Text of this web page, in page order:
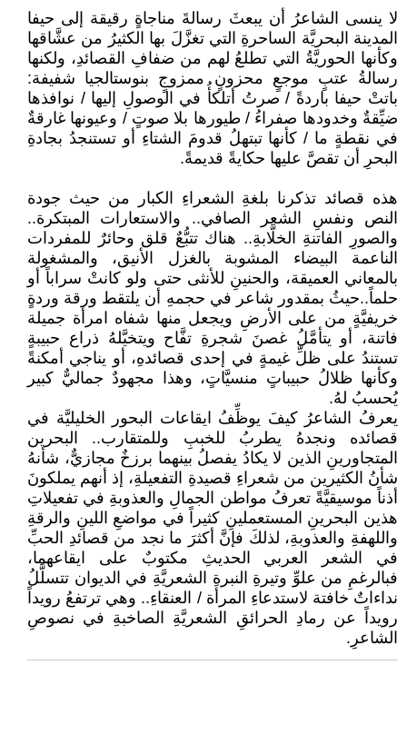
لا ينسى الشاعرُ أن يبعثَ رسالةَ مناجاةٍ رقيقة إلى حيفا
المدينة البحريَّة الساحرةِ التي تغزَّلَ بها الكثيرُ من عشَّاقها
وكأنها الحوريَّةُ التي تطلعُ لهم من ضفافِ القصائدِ، ولكنها
رسالةُ عتبٍ موجعٍ محزونٍ ممزوجٍ بنوستالجيا شفيفة:
باتتْ حيفا باردةً / صرتُ أتلكأُ في الوصولِ إليها / نوافذها
ضيِّقةٌ وخدودها صفراءُ / طيورها بلا صوتٍ / وعيونها غارقةٌ
في نقطةٍ ما / كأنها تبتهلُ قدومَ الشتاءِ أو تستنجدُ بجادةِ
البحرِ أن تقصَّ عليها حكايةً قديمةً.
هذه قصائد تذكرنا بلغةِ الشعراءِ الكبار من حيث جودة
النص ونفسِ الشعر الصافي.. والاستعارات المبتكرة..
والصورِ الفاتنةِ الخلَّابةِ.. هناك تتبُّعٌ قلق وحائرٌ للمفردات
الناعمة البيضاء المشوبة بالغزل الأنيق، والمشغولة
بالمعاني العميقة، والحنينِ للأنثى حتى ولو كانتْ سراباً أو
حلماً..حيثُ بمقدور شاعر في حجمهِ أن يلتقط ورقة وردةٍ
خريفيَّةٍ من على الأرضِ ويجعل منها شفاه امرأة جميلة
فاتنة، أو يتأمَّلُ غصنَ شجرةِ تفَّاح ويتخيَّلهُ ذراع حبيبةٍ
تستندُ على ظلِّ غيمةٍ في إحدى قصائدهِ، أو يناجي أمكنةً
وكأنها ظلالُ حبيباتٍ منسيَّاتٍ، وهذا مجهودٌ جماليٌّ كبير
يُحسبُ لهُ.
يعرفُ الشاعرُ كيفَ يوظِّفُ ايقاعات البحور الخليليَّة في
قصائده ونجدهُ يطربُ للخببِ وللمتقارب.. البحرين
المتجاورينِ الذين لا يكادُ يفصلُ بينهما برزخٌ مجازيٌّ، شأنهُ
شأنُ الكثيرين من شعراءِ قصيدةِ التفعيلةِ، إذ أنهم يملكونَ
أذناً موسيقيَّةً تعرفُ مواطن الجمالِ والعذوبةِ في تفعيلاتِ
هذين البحرينِ المستعملينِ كثيراً في مواضعِ اللينِ والرقةِ
واللهفةِ والعذوبةِ، لذلكَ فإنَّ أكثرَ ما نجد من قصائدِ الحبِّ
في الشعر العربي الحديثِ مكتوبٌ على ايقاعهما،
فبالرغمِ من علوِّ وتيرةِ النبرةِ الشعريَّةِ في الديوان تتسلَّلُ
نداءاتٌ خافتة لاستدعاءِ المرأة / العنقاءِ.. وهي ترتفعُ رويداً
رويداً عن رمادِ الحرائقِ الشعريَّةِ الصاخبةِ في نصوصِ
الشاعرِ.